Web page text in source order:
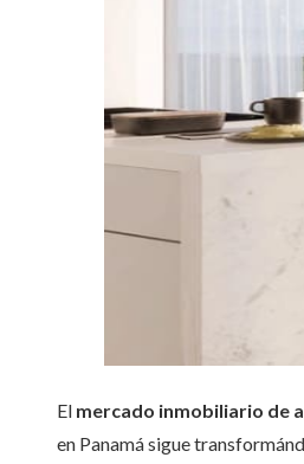
El mercado inmobiliario de
en Panamá sigue